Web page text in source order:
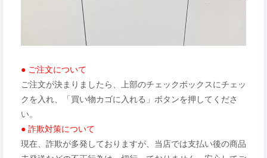
● ご注文について
ご注文が決まりましたら、上部のチェックボックスにチェッ
クを入れ、「買い物カゴに入れる」ボタンを押してくださ
い。
● 詐欺対策について
現在、詐欺が多発しておりますが、当店では支払い後の商品